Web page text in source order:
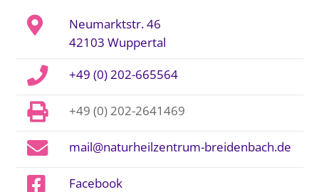
Neumarktstr. 46
42103 Wuppertal
+49 (0) 202-665564
+49 (0) 202-2641469
mail@naturheilzentrum-breidenbach.de
Facebook